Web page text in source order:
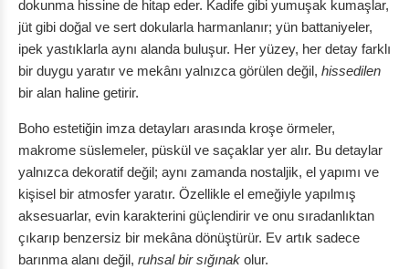
dokunma hissine de hitap eder. Kadife gibi yumuşak kumaşlar,
jüt gibi doğal ve sert dokularla harmanlanır; yün battaniyeler,
ipek yastıklarla aynı alanda buluşur. Her yüzey, her detay farklı
bir duygu yaratır ve mekânı yalnızca görülen değil, hissedilen
bir alan haline getirir.
Boho estetiğin imza detayları arasında kroşe örmeler,
makrome süslemeler, püskül ve saçaklar yer alır. Bu detaylar
yalnızca dekoratif değil; aynı zamanda nostaljik, el yapımı ve
kişisel bir atmosfer yaratır. Özellikle el emeğiyle yapılmış
aksesuarlar, evin karakterini güçlendirir ve onu sıradanlıktan
çıkarıp benzersiz bir mekâna dönüştürür. Ev artık sadece
barınma alanı değil, ruhsal bir sığınak olur.